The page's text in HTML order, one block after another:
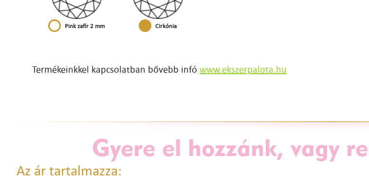
Pink zafír 2 mm Cirkónia
Termékeinkkel kapcsolatban bővebb infó www.ekszerpalota.hu
Gyere el hozzánk, vagy
Az ár tartalmazza: